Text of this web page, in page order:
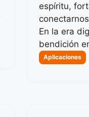
espíritu,
En la era
bendición
Categorias
Aplicaciones